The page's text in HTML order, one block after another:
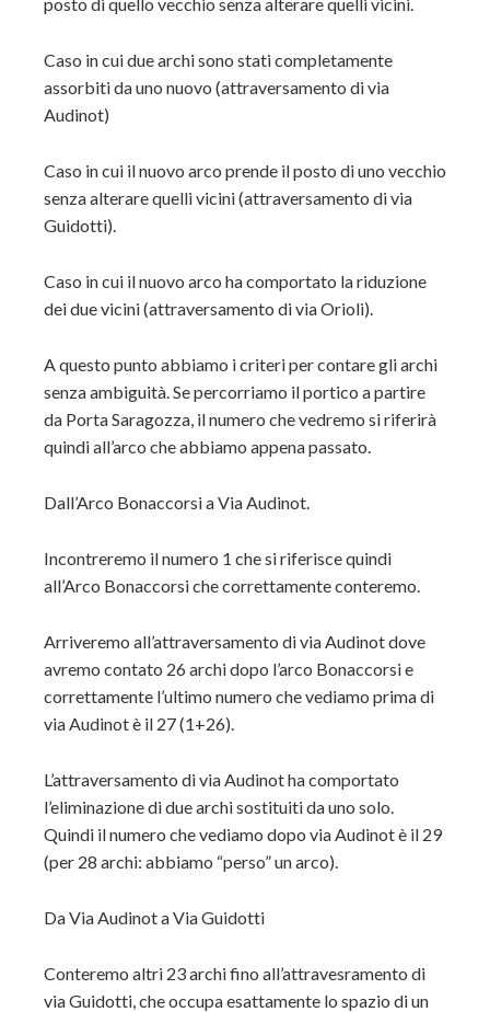
Caso in cui due archi sono stati completamente
assorbiti da uno nuovo (attraversamento di via
Audinot)
Caso in cui il nuovo arco prende il posto di uno vecchio
senza alterare quelli vicini (attraversamento di via
Guidotti).
Caso in cui il nuovo arco ha comportato la riduzione
dei due vicini (attraversamento di via Orioli).
A questo punto abbiamo i criteri per contare gli archi
senza ambiguità. Se percorriamo il portico a partire
da Porta Saragozza, il numero che vedremo si riferirà
quindi all’arco che abbiamo appena passato.
Dall’Arco Bonaccorsi a Via Audinot.
Incontreremo il numero 1 che si riferisce quindi
all’Arco Bonaccorsi che correttamente conteremo.
Arriveremo all’attraversamento di via Audinot dove
avremo contato 26 archi dopo l’arco Bonaccorsi e
correttamente l’ultimo numero che vediamo prima di
via Audinot è il 27 (1+26).
L’attraversamento di via Audinot ha comportato
l’eliminazione di due archi sostituiti da uno solo.
Quindi il numero che vediamo dopo via Audinot è il 29
(per 28 archi: abbiamo “perso” un arco).
Da Via Audinot a Via Guidotti
Conteremo altri 23 archi fino all’attravesramento di
via Guidotti, che occupa esattamente lo spazio di un